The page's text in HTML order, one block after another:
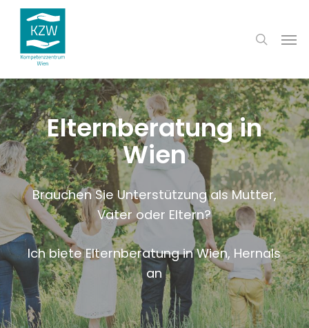
Skip
main
content
Elternberatung in
Wien
Brauchen Sie Unterstützung als Mutter,
Vater oder Eltern?
Ich biete Elternberatung in Wien, Hernals
an